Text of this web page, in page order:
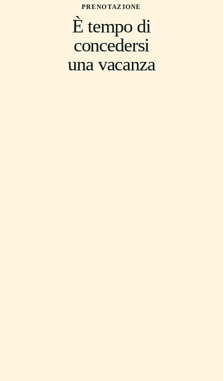
PRENOTAZIONE
È tempo di
concedersi
una vacanza